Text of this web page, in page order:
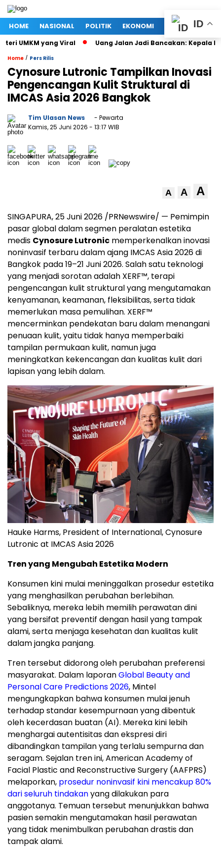
HOME NASIONAL POLITIK EKONOMI MEGAPOLITAN
yang Viral Uang Jalan Jadi Bancakan: Kepala Dinas
Home / Pers Rilis
Cynosure Lutronic Tampilkan Inovasi
Pengencangan Kulit Struktural di
IMCAS Asia 2026 Bangkok
Tim Ulasan News
- Pewarta
Kamis, 25 Juni 2026 - 13:17 WIB
A A A
SINGAPURA, 25 Juni 2026 /PRNewswire/ — Pemimpin
pasar global dalam segmen peralatan estetika
medis Cynosure Lutronic memperkenalkan inovasi
noninvasif terbaru dalam ajang IMCAS Asia 2026 di
Bangkok pada 19–21 Juni 2026. Salah satu teknologi
yang menjadi sorotan adalah XERF™, terapi
pengencangan kulit struktural yang mengutamakan
kenyamanan, keamanan, fleksibilitas, serta tidak
memerlukan masa pemulihan. XERF™
mencerminkan pendekatan baru dalam menangani
penuaan kulit, yaitu tidak hanya memperbaiki
tampilan permukaan kulit, namun juga
meningkatkan kekencangan dan kualitas kulit dari
lapisan yang lebih dalam.
Hauke Harms, President of International, Cynosure
Lutronic at IMCAS Asia 2026
Tren yang Mengubah Estetika Modern
Konsumen kini mulai meninggalkan prosedur estetika
yang menghasilkan perubahan berlebihan.
Sebaliknya, mereka lebih memilih perawatan dini
yang bersifat preventif dengan hasil yang tampak
alami, serta menjaga kesehatan dan kualitas kulit
dalam jangka panjang.
Tren tersebut didorong oleh perubahan preferensi
masyarakat. Dalam laporanGlobal Beauty and
Personal Care Predictions 2026, Mintel
mengungkapkan bahwa konsumen mulai jenuh
terhadap standar kesempurnaan yang dibentuk
oleh kecerdasan buatan (AI). Mereka kini lebih
menghargai autentisitas dan ekspresi diri
dibandingkan tampilan yang terlalu sempurna dan
seragam. Sejalan tren ini, American Academy of
Facial Plastic and Reconstructive Surgery (AAFPRS)
melaporkan, prosedur noninvasif kini mencakup 80%
dari seluruh tindakanyang dilakukan para
anggotanya. Temuan tersebut menunjukkan bahwa
pasien semakin mengutamakan hasil perawatan
yang tidak menimbulkan perubahan drastis dan
tampak alami.
ID